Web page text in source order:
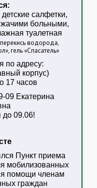
салфетки,
больными,
туалетная
водорода,
гель «Спасатель»
по адресу:
корпус)
17 часов
09 Екатерина
до 09.06!
Пункт приема
мобилизованных
помощи членам
граждан